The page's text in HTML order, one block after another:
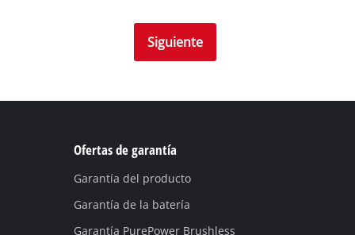
Siguiente
Ofertas de garantía
Garantía del producto
Garantía de la batería
Garantía PurePower Brushless